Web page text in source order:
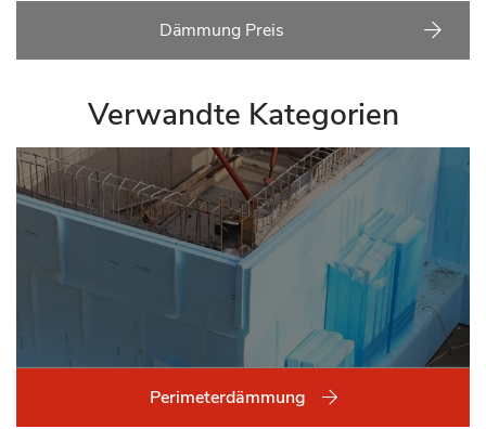
Dämmung Preis
Verwandte Kategorien
Perimeterdämmung